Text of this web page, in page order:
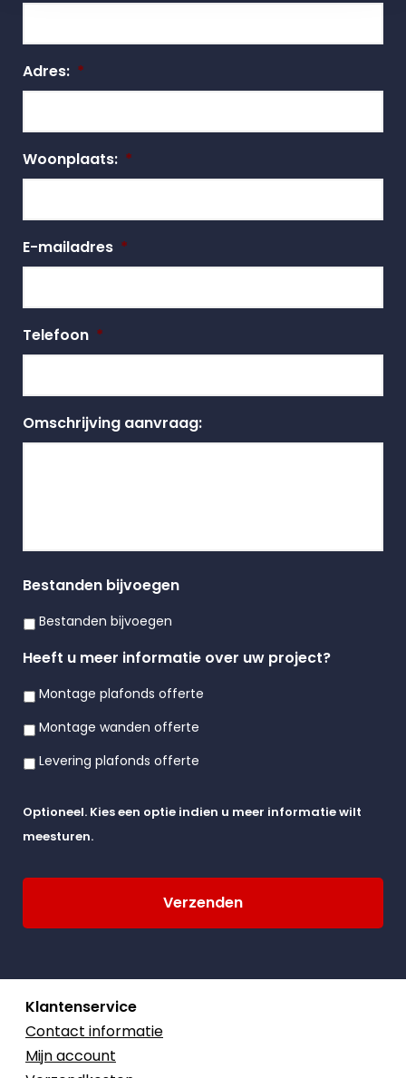
Adres: *
Woonplaats: *
E-mailadres *
Telefoon *
Omschrijving aanvraag:
Bestanden bijvoegen
Bestanden bijvoegen
Heeft u meer informatie over uw project?
Montage plafonds offerte
Montage wanden offerte
Levering plafonds offerte
Optioneel. Kies een optie indien u meer informatie wilt
meesturen.
Klantenservice
Contact informatie
Mijn account